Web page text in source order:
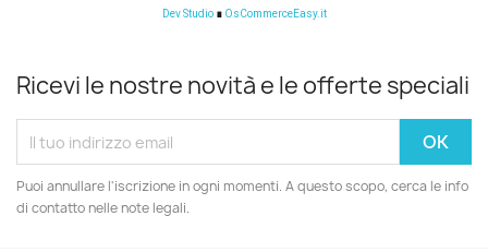
Dev Studio ∎ OsCommerceEasy.it
Ricevi le nostre novità e le offerte speciali
Puoi annullare l'iscrizione in ogni momenti. A questo scopo, cerca le info
di contatto nelle note legali.